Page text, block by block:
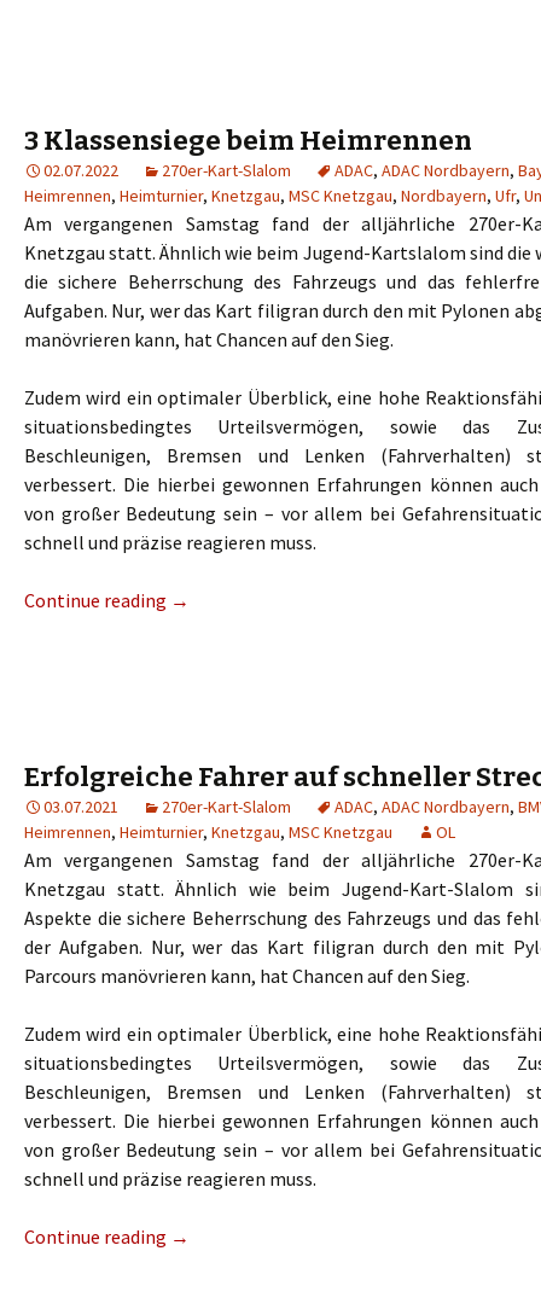
3 Klassensiege beim Heimrennen
02.07.2022 270er-Kart-Slalom ADAC, ADAC Nordbayern,
Heimrennen, Heimturnier, Knetzgau, MSC Knetzgau, Nordbayern, Ufr,
Am vergangenen Samstag fand der alljährliche 270er-
Knetzgau statt. Ähnlich wie beim Jugend-Kartslalom sind die
die sichere Beherrschung des Fahrzeugs und das
Aufgaben. Nur, wer das Kart filigran durch den mit Pylonen
manövrieren kann, hat Chancen auf den Sieg.
Zudem wird ein optimaler Überblick, eine hohe
situationsbedingtes Urteilsvermögen, sowie das
Beschleunigen, Bremsen und Lenken (Fahrverhalten)
verbessert. Die hierbei gewonnen Erfahrungen können
von großer Bedeutung sein – vor allem bei
schnell und präzise reagieren muss.
Continue reading →
Erfolgreiche Fahrer auf schneller
03.07.2021 270er-Kart-Slalom ADAC, ADAC Nordbayern,
Heimrennen, Heimturnier, Knetzgau, MSC Knetzgau OL
Am vergangenen Samstag fand der alljährliche 270er-
Knetzgau statt. Ähnlich wie beim Jugend-Kart-Slalom
Aspekte die sichere Beherrschung des Fahrzeugs und das
der Aufgaben. Nur, wer das Kart filigran durch den mit
Parcours manövrieren kann, hat Chancen auf den Sieg.
Zudem wird ein optimaler Überblick, eine hohe
situationsbedingtes Urteilsvermögen, sowie das
Beschleunigen, Bremsen und Lenken (Fahrverhalten)
verbessert. Die hierbei gewonnen Erfahrungen können
von großer Bedeutung sein – vor allem bei
schnell und präzise reagieren muss.
Continue reading →